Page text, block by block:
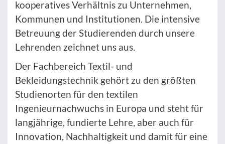
kooperatives Verhältnis zu Unternehmen,
Kommunen und Institutionen. Die intensive
Betreuung der Studierenden durch unsere
Lehrenden zeichnet uns aus.
Der Fachbereich Textil- und
Bekleidungstechnik gehört zu den größten
Studienorten für den textilen
Ingenieurnachwuchs in Europa und steht für
langjährige, fundierte Lehre, aber auch für
Innovation, Nachhaltigkeit und damit für eine